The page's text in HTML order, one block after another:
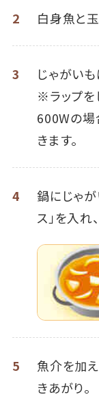
2 白身魚と
3
じゃがい
※ラップ
600Wの場
きます。
4
鍋にじゃが
ス」を入
5
魚介を加
きあがり。